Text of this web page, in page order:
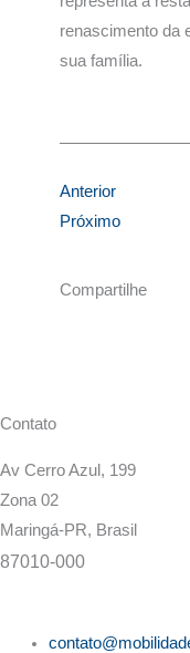
renascimento da
sua família.
Anterior
Próximo
Compartilhe
Contato
Av Cerro Azul, 199
Zona 02
Maringá-PR, Brasil
87010-000